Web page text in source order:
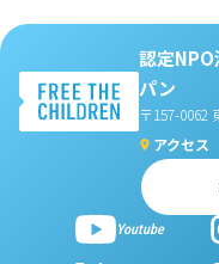
認定NPO
パン
〒157-0062
アクセス
Youtube